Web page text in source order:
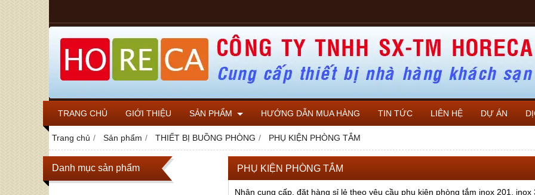
TRANG CHỦ GIỚI THIỆU SẢN PHẨM HƯỚNG DẪN MUA HÀNG TIN TỨC LIÊN HỆ DỰ ÁN
Trang chủ Sản phẩm THIẾT BỊ BUỒNG PHÒNG PHỤ KIỆN PHÒNG TẮM
Danh mục sản phẩm PHỤ KIỆN PHÒNG TẮM
Nhận cung cấp, đặt hàng sỉ lẻ theo yêu cầu phụ kiện phòng tắm inox 201,